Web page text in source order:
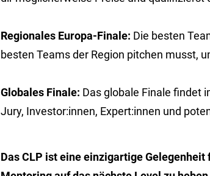
Regionales Europa-Finale: Die besten
besten Teams der Region pitchen musst,
Globales Finale: Das globale Finale findet
Jury, Investor:innen, Expert:innen und
Das CLP ist eine einzigartige